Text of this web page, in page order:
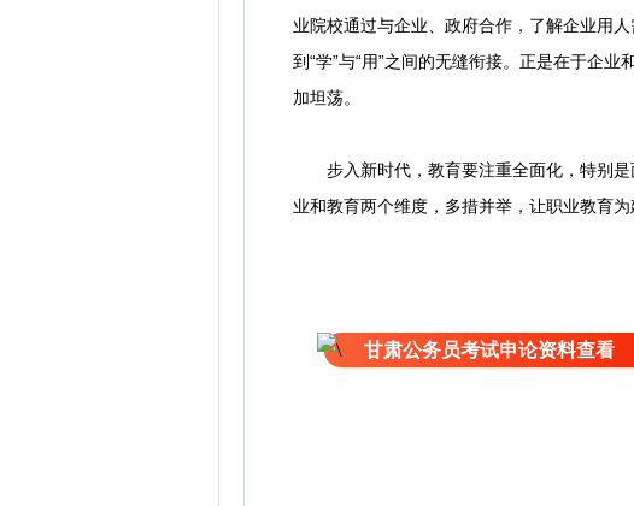
业院校通过与企业、政府合作，了解企业用
到“学”与“用”之间的无缝衔接。正是在于企
加坦荡。
步入新时代，教育要注重全面化，特别是
业和教育两个维度，多措并举，让职业教育
甘肃公务员考试申论资料查看